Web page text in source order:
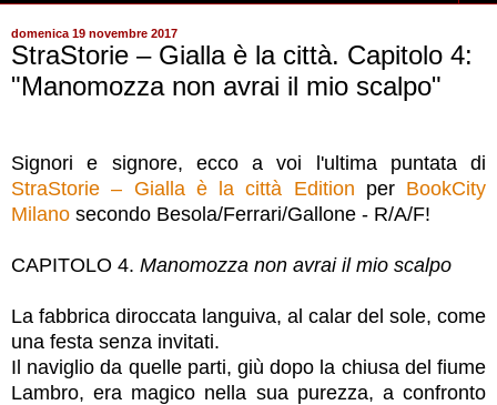
domenica 19 novembre 2017
StraStorie – Gialla è la città. Capitolo 4:
"Manomozza non avrai il mio scalpo"
Signori e signore, ecco a voi l'ultima puntata di
StraStorie – Gialla è la città Edition per BookCity
Milano secondo Besola/Ferrari/Gallone - R/A/F!
CAPITOLO 4. Manomozza non avrai il mio scalpo
La fabbrica diroccata languiva, al calar del sole, come
una festa senza invitati.
Il naviglio da quelle parti, giù dopo la chiusa del fiume
Lambro, era magico nella sua purezza, a confronto